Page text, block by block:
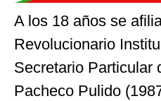
A los 18 años se
Revolucionario
Secretario Particular
Pacheco Pulido